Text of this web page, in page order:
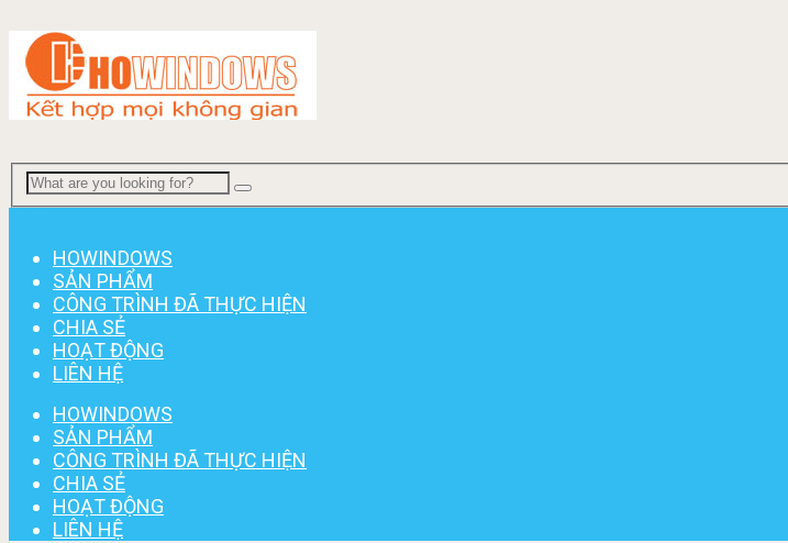
HOWINDOWS
SẢN PHẨM
CÔNG TRÌNH ĐÃ THỰC HIỆN
CHIA SẺ
HOẠT ĐỘNG
LIÊN HỆ
HOWINDOWS
SẢN PHẨM
CÔNG TRÌNH ĐÃ THỰC HIỆN
CHIA SẺ
HOẠT ĐỘNG
LIÊN HỆ